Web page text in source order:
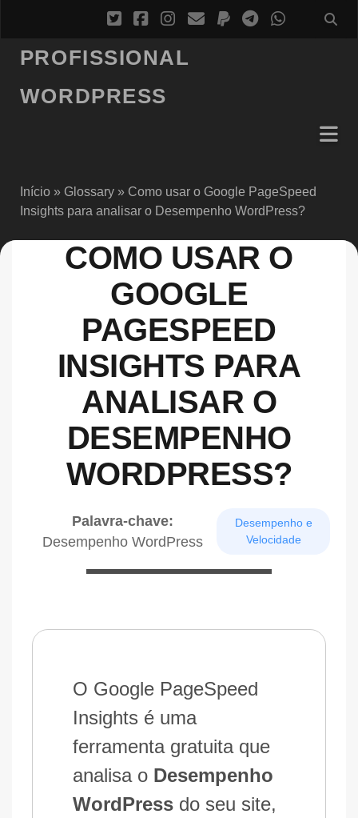
PROFISSIONAL
WORDPRESS
Início» Glossary» Como usar o Google PageSpeed
Insights para analisar o Desempenho WordPress?
COMO USAR O
GOOGLE
PAGESPEED
INSIGHTS PARA
ANALISAR O
DESEMPENHO
WORDPRESS?
Palavra-chave:
Desempenho WordPress
Desempenho e
Velocidade
O Google PageSpeed
Insights é uma
ferramenta gratuita que
analisa o Desempenho
WordPress do seu site,